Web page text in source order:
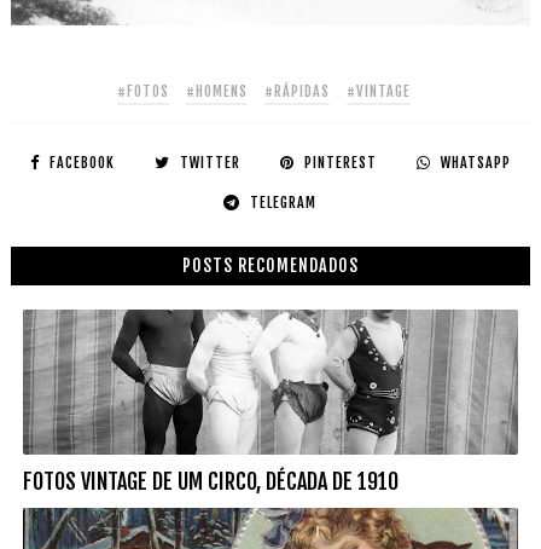
#FOTOS #HOMENS #RÁPIDAS #VINTAGE
FACEBOOK TWITTER PINTEREST WHATSAPP
TELEGRAM
POSTS RECOMENDADOS
FOTOS VINTAGE DE UM CIRCO, DÉCADA DE 1910